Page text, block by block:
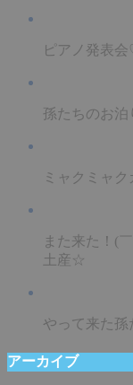
ピアノ発表
孫たちのお
ミャクミャ
また来た！(
土産☆
やって来た
アーカイブ